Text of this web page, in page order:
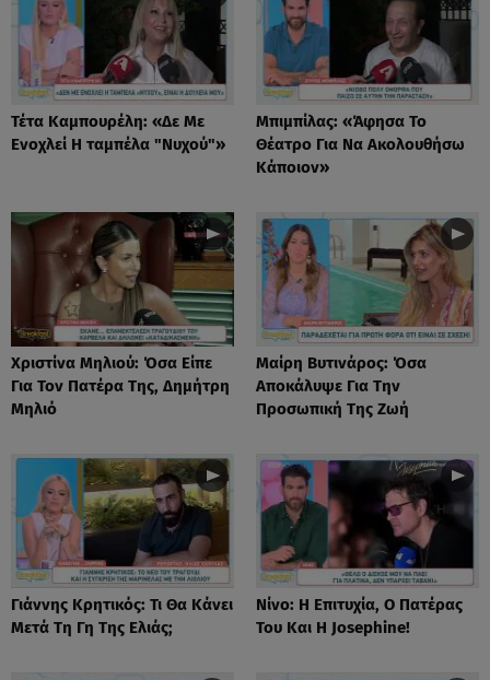
Τέτα Καμπουρέλη: «Δε Mε
Eνοχλεί H ταμπέλα "Νυχού"»
Μπιμπίλας: «Άφησα Το
Θέατρο Για Να Ακολουθήσω
Κάποιον»
Χριστίνα Μηλιού: Όσα Είπε
Για Τον Πατέρα Της, Δημήτρη
Μηλιό
Μαίρη Βυτινάρος: Όσα
Αποκάλυψε Για Την
Προσωπική Της Ζωή
Γιάννης Κρητικός: Τι Θα Κάνει
Μετά Τη Γη Της Ελιάς;
Νίνο: Η Επιτυχία, Ο Πατέρας
Του Και Η Josephine!